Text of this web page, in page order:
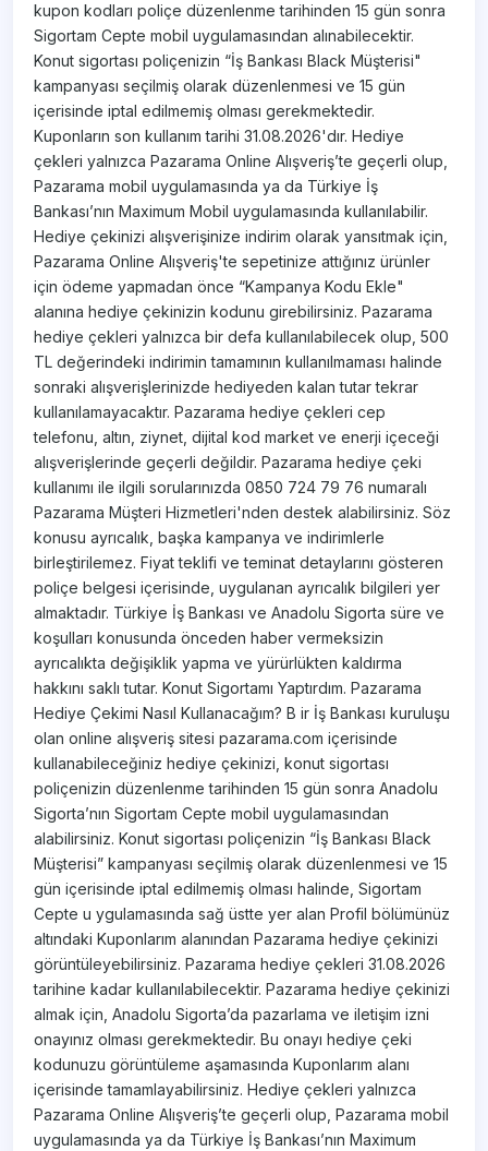
kupon kodları poliçe düzenlenme tarihinden 15 gün sonra
Sigortam Cepte mobil uygulamasından alınabilecektir.
Konut sigortası poliçenizin “İş Bankası Black Müşterisi"
kampanyası seçilmiş olarak düzenlenmesi ve 15 gün
içerisinde iptal edilmemiş olması gerekmektedir.
Kuponların son kullanım tarihi 31.08.2026'dır. Hediye
çekleri yalnızca Pazarama Online Alışveriş’te geçerli olup,
Pazarama mobil uygulamasında ya da Türkiye İş
Bankası’nın Maximum Mobil uygulamasında kullanılabilir.
Hediye çekinizi alışverişinize indirim olarak yansıtmak için,
Pazarama Online Alışveriş'te sepetinize attığınız ürünler
için ödeme yapmadan önce “Kampanya Kodu Ekle"
alanına hediye çekinizin kodunu girebilirsiniz. Pazarama
hediye çekleri yalnızca bir defa kullanılabilecek olup, 500
TL değerindeki indirimin tamamının kullanılmaması halinde
sonraki alışverişlerinizde hediyeden kalan tutar tekrar
kullanılamayacaktır. Pazarama hediye çekleri cep
telefonu, altın, ziynet, dijital kod market ve enerji içeceği
alışverişlerinde geçerli değildir. Pazarama hediye çeki
kullanımı ile ilgili sorularınızda 0850 724 79 76 numaralı
Pazarama Müşteri Hizmetleri'nden destek alabilirsiniz. Söz
konusu ayrıcalık, başka kampanya ve indirimlerle
birleştirilemez. Fiyat teklifi ve teminat detaylarını gösteren
poliçe belgesi içerisinde, uygulanan ayrıcalık bilgileri yer
almaktadır. Türkiye İş Bankası ve Anadolu Sigorta süre ve
koşulları konusunda önceden haber vermeksizin
ayrıcalıkta değişiklik yapma ve yürürlükten kaldırma
hakkını saklı tutar. Konut Sigortamı Yaptırdım. Pazarama
Hediye Çekimi Nasıl Kullanacağım? B ir İş Bankası kuruluşu
olan online alışveriş sitesi pazarama.com​ içerisinde
kullanabileceğiniz hediye çekinizi, konut sigortası
poliçenizin düzenlenme tarihinden 15 gün sonra Anadolu
Sigorta’nın Sigortam Cepte mobil uygulamasından
alabilirsiniz. Konut sigortası poliçenizin “İş Bankası Black
Müşterisi” kampanyası seçilmiş olarak düzenlenmesi ve 15
gün içerisinde iptal edilmemiş olması halinde, Sigortam
Cepte u ygulamasında sağ üstte yer alan Profil bölümünüz
altındaki Kuponlarım alanından Pazarama hediye çekinizi
görüntüleyebilirsiniz. Pazarama hediye çekleri 31.08​​​.2026
tarihine kadar kullanılabilecektir. Pazarama hediye çekinizi
almak için, Anadolu Sigorta’da pazarlama ve iletişim izni
onayınız olması gerekmektedir. Bu onayı hediye çeki
kodunuzu görüntüleme aşamasında Kuponlarım alanı
içerisinde tamamlayabilirsiniz. Hediye çekleri yalnızca
Pazarama Online Alışveriş’te geçerli olup, Pazarama mobil
uygulamasında ya da Türkiye İş Bankası’nın Maximum